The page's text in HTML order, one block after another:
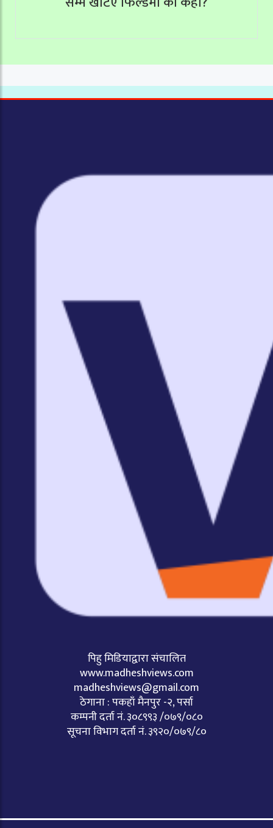
पिहु मिडियाद्वारा संचालित
www.madheshviews.com
madheshviews@gmail.com
ठेगाना : पकहाँ मैनपुर -२, पर्सा
कम्पनी दर्ता नं. ३०८९९३ /०७९/०८०
सूचना विभाग दर्ता नं. ३९२०/०७९/८०